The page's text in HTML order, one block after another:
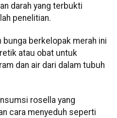
darah yang terbukti
penelitian.
bunga berkelopak merah ini
atau obat untuk
dan air dari dalam tubuh
rosella yang
cara menyeduh seperti